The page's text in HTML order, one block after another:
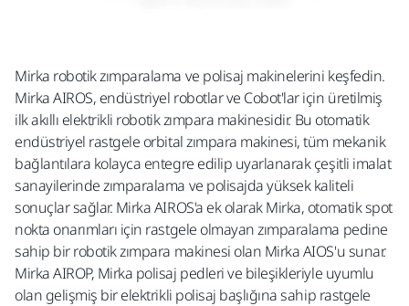
Mirka robotik zımparalama ve polisaj makinelerini keşfedin.
Mirka AIROS, endüstriyel robotlar ve Cobot'lar için üretilmiş
ilk akıllı elektrikli robotik zımpara makinesidir. Bu otomatik
endüstriyel rastgele orbital zımpara makinesi, tüm mekanik
bağlantılara kolayca entegre edilip uyarlanarak çeşitli imalat
sanayilerinde zımparalama ve polisajda yüksek kaliteli
sonuçlar sağlar. Mirka AIROS'a ek olarak Mirka, otomatik spot
nokta onarımları için rastgele olmayan zımparalama pedine
sahip bir robotik zımpara makinesi olan Mirka AIOS'u sunar.
Mirka AIROP, Mirka polisaj pedleri ve bileşikleriyle uyumlu
olan gelişmiş bir elektrikli polisaj başlığına sahip rastgele